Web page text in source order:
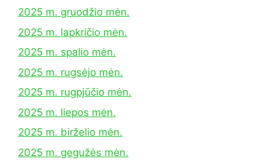
2025 m. gruodžio mėn.
2025 m. lapkričio mėn.
2025 m. spalio mėn.
2025 m. rugsėjo mėn.
2025 m. rugpjūčio mėn.
2025 m. liepos mėn.
2025 m. birželio mėn.
2025 m. gegužės mėn.